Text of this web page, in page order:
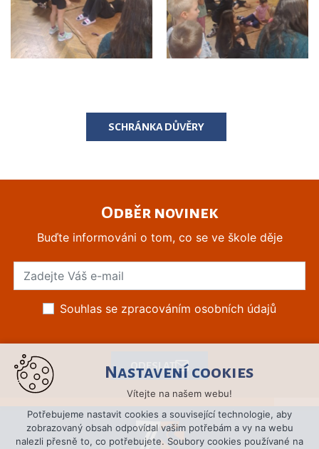
SCHRÁNKA DŮVĚRY
Odběr novinek
Buďte informováni o tom, co se ve škole děje
Souhlas se zpracováním osobních údajů
Nastavení cookies
Vítejte na našem webu!
Potřebujeme nastavit cookies a související technologie, aby
zobrazovaný obsah odpovídal vašim potřebám a vy na webu
nalezli přesně to, co potřebujete. Soubory cookies používané na